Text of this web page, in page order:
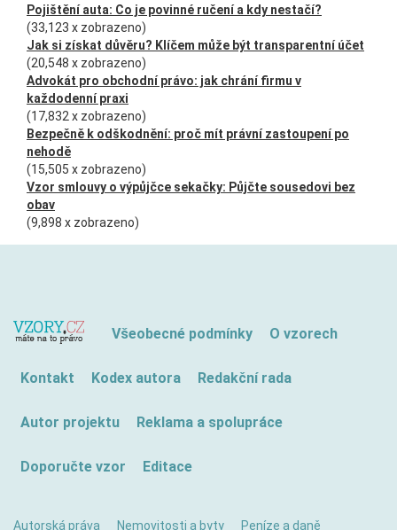
Pojištění auta: Co je povinné ručení a kdy nestačí?
(33,123 x zobrazeno)
Jak si získat důvěru? Klíčem může být transparentní účet
(20,548 x zobrazeno)
Advokát pro obchodní právo: jak chrání firmu v
každodenní praxi
(17,832 x zobrazeno)
Bezpečně k odškodnění: proč mít právní zastoupení po
nehodě
(15,505 x zobrazeno)
Vzor smlouvy o výpůjčce sekačky: Půjčte sousedovi bez
obav
(9,898 x zobrazeno)
Všeobecné podmínky O vzorech
Kontakt Kodex autora Redakční rada
Autor projektu Reklama a spolupráce
Doporučte vzor Editace
Autorská práva Nemovitosti a byty Peníze a daně